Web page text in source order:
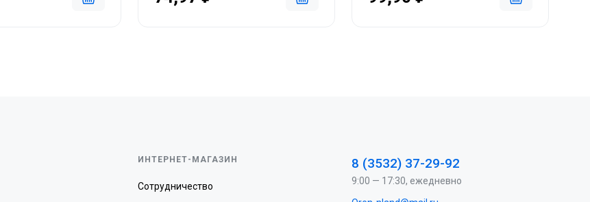
ИНТЕРНЕТ-МАГАЗИН
Сотрудничество
8 (3532) 37-29-92
9:00 — 17:30, ежедневно